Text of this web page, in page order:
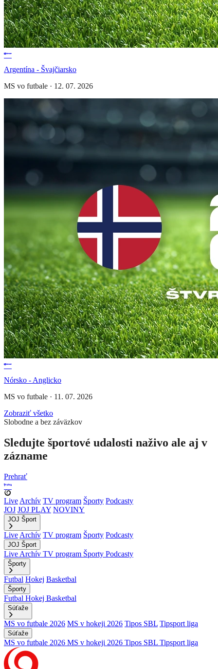
Argentína - Švajčiarsko
MS vo futbale · 12. 07. 2026
Nórsko - Anglicko
MS vo futbale · 11. 07. 2026
Zobraziť všetko
Slobodne a bez záväzkov
Sledujte športové udalosti naživo ale aj v
zázname
Prehrať
Live Archív TV program Športy Podcasty
JOJ JOJ PLAY NOVINY
JOJ Šport
Live Archív TV program Športy Podcasty
JOJ Šport
Live Archív TV program Športy Podcasty
Športy
Futbal Hokej Basketbal
Športy
Futbal Hokej Basketbal
Súťaže
MS vo futbale 2026 MS v hokeji 2026 Tipos SBL Tipsport liga
Súťaže
MS vo futbale 2026 MS v hokeji 2026 Tipos SBL Tipsport liga